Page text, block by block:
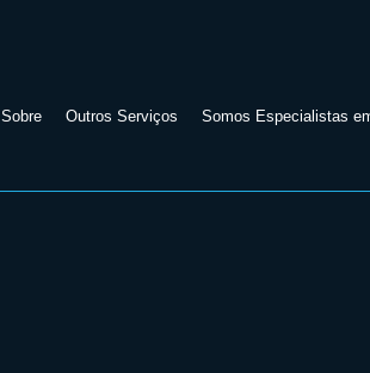
Sobre Outros Serviços Somos Especialistas